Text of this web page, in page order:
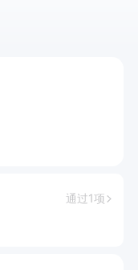
通过1项